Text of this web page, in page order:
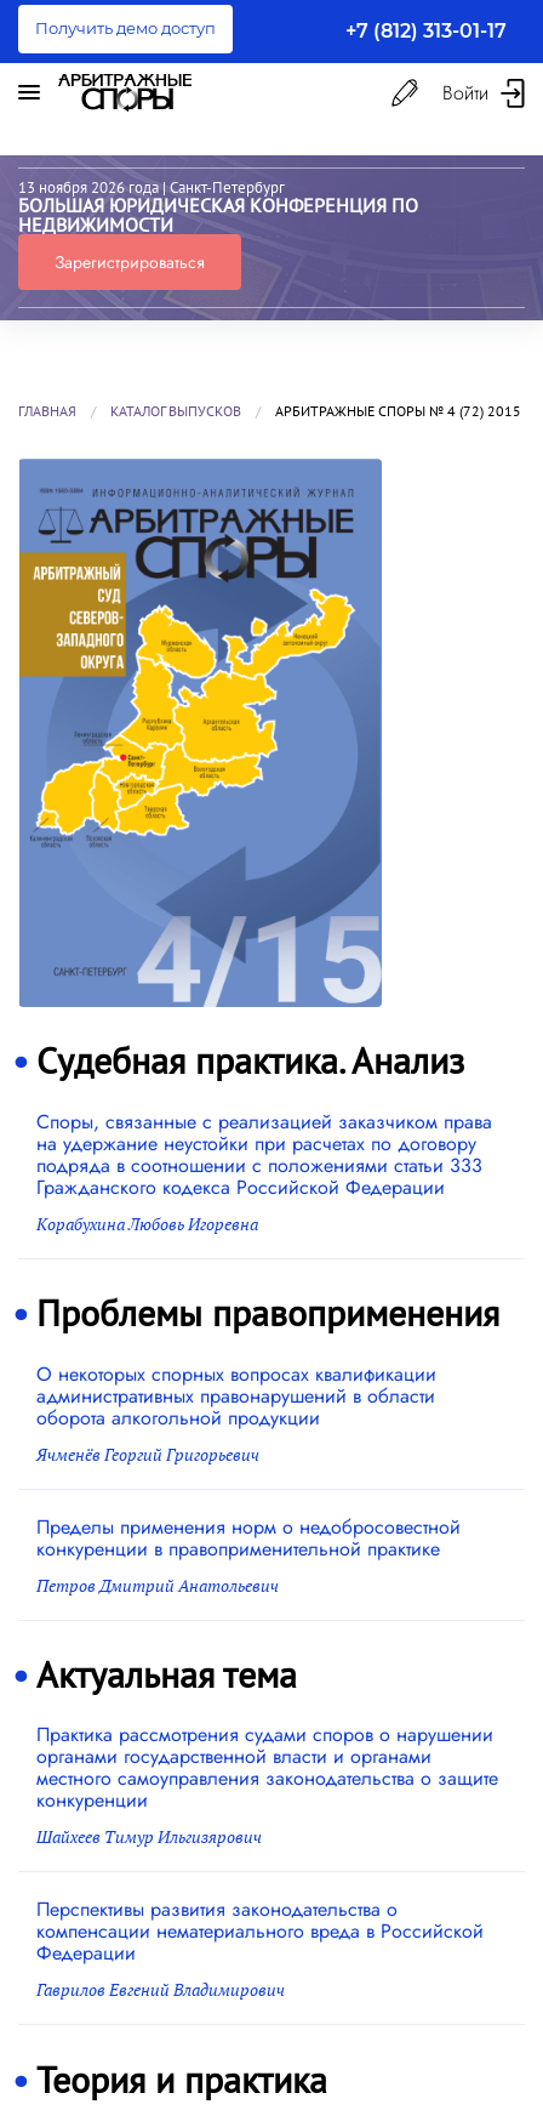
Получить демо доступ +7 (812) 313-01-17
Войти
13 ноября 2026 года | Санкт-Петербург
БОЛЬШАЯ ЮРИДИЧЕСКАЯ КОНФЕРЕНЦИЯ ПО
НЕДВИЖИМОСТИ
Зарегистрироваться
ГЛАВНАЯ КАТАЛОГ ВЫПУСКОВ АРБИТРАЖНЫЕ СПОРЫ № 4 (72) 2015
Судебная практика. Анализ
Споры, связанные с реализацией заказчиком права
на удержание неустойки при расчетах по договору
подряда в соотношении с положениями статьи 333
Гражданского кодекса Российской Федерации
Корабухина Любовь Игоревна
Проблемы правоприменения
О некоторых спорных вопросах квалификации
административных правонарушений в области
оборота алкогольной продукции
Ячменёв Георгий Григорьевич
Пределы применения норм о недобросовестной
конкуренции в правоприменительной практике
Петров Дмитрий Анатольевич
Актуальная тема
Практика рассмотрения судами споров о нарушении
органами государственной власти и органами
местного самоуправления законодательства о защите
конкуренции
Шайхеев Тимур Ильгизярович
Перспективы развития законодательства о
компенсации нематериального вреда в Российской
Федерации
Гаврилов Евгений Владимирович
Теория и практика